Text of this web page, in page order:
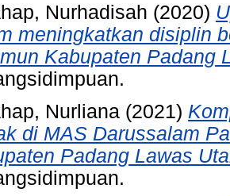
Nurhadisah (2020)
meningkatkan disiplin
Kabupaten Padang
Nurliana (2021)
di MAS Darussalam
Padang Lawas